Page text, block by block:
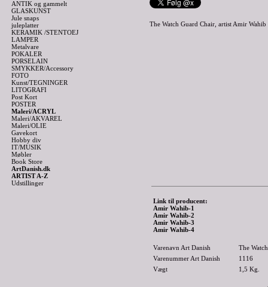
ANTIK og gammelt
GLASKUNST
Jule snaps
juleplatter
KERAMIK /STENTOEJ
LAMPER
Metalvare
POKALER
PORSELAIN
SMYKKER/Accessory
FOTO
Kunst/TEGNINGER
LITOGRAFI
Post Kort
POSTER
Maleri/ACRYL
Maleri/AKVAREL
Maleri/OLIE
Gavekort
Hobby div
IT/MUSIK
Møbler
Book Store
ArtDanish.dk
ARTIST A-Z
Udstillinger
The Watch Guard Chair, artist Amir
Link til producent:
Amir Wahib-1
Amir Wahib-2
Amir Wahib-3
Amir Wahib-4
Varenavn Art Danish
The
Varenummer Art Danish
1116
Vægt
1,5 Kg.